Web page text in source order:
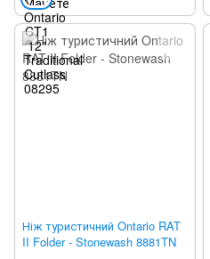
Ніж туристичний Ontario RAT
II Folder - Stonewash 8881TN